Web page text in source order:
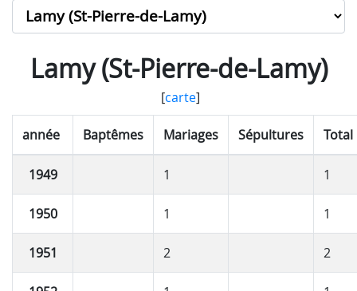
Lamy (St-Pierre-de-Lamy)
[carte]
année Baptêmes Mariages Sépultures Total
1949 1 1
1950 1 1
1951 2 2